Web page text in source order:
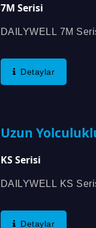
7M Serisi
DAILYWELL 7M
Detaylar
Uzun
KS Serisi
DAILYWELL KS
Detaylar